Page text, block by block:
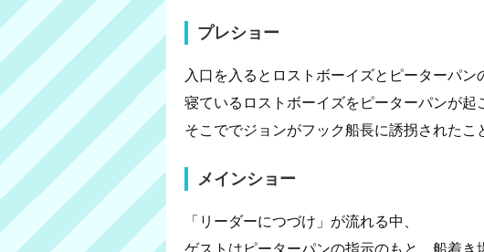
プレショー
入口を入るとロストボーイズとピーターパン
寝ているロストボーイズをピーターパンが起
そこででジョンがフック船長に誘拐されたこ
メインショー
「リーダーにつづけ」が流れる中、
ゲストはピーターパンの指示のもと、船着き